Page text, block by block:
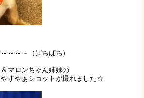
～～～（ぱちぱち）
マロンちゃん姉妹の
すやぁショットが撮れました☆